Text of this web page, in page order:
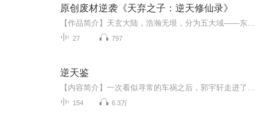
原创废材逆袭《天弃之子：逆天修仙录》
27 797
逆天鉴
154 6.3万